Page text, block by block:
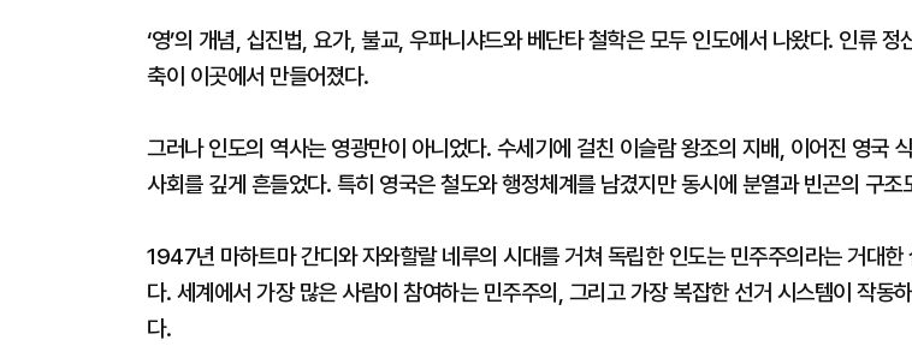
‘영’의 개념, 십진법, 요가, 불교, 우파니샤드와 베단타 철학은 모두 인도에서 나왔다. 인류 정
축이 이곳에서 만들어졌다.
그러나 인도의 역사는 영광만이 아니었다. 수세기에 걸친 이슬람 왕조의 지배, 이어진 영국
사회를 깊게 흔들었다. 특히 영국은 철도와 행정체계를 남겼지만 동시에 분열과 빈곤의 구조
1947년 마하트마 간디와 자와할랄 네루의 시대를 거쳐 독립한 인도는 민주주의라는 거대한
다. 세계에서 가장 많은 사람이 참여하는 민주주의, 그리고 가장 복잡한 선거 시스템이 작동
다.